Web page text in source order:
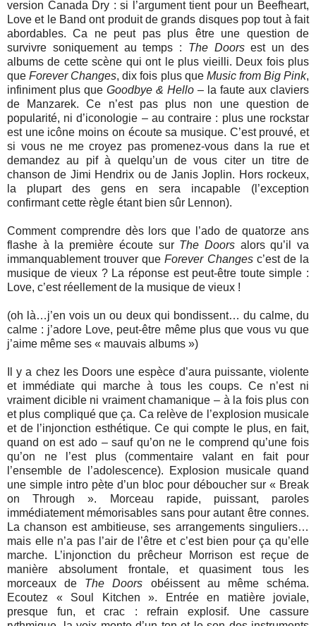
version Canada Dry : si l’argument tient pour un Beefheart,
Love et le Band ont produit de grands disques pop tout à fait
abordables. Ca ne peut pas plus être une question de
survivre soniquement au temps : The Doorsest un des
albums de cette scène qui ont le plus vieilli. Deux fois plus
queForever Changes, dix fois plus que Music from Big Pink,
infiniment plus que Goodbye & Hello – la faute aux claviers
de Manzarek. Ce n’est pas plus non une question de
popularité, ni d’iconologie – au contraire : plus une rockstar
est une icône moins on écoute sa musique. C’est prouvé, et
si vous ne me croyez pas promenez-vous dans la rue et
demandez au pif à quelqu’un de vous citer un titre de
chanson de Jimi Hendrix ou de Janis Joplin. Hors rockeux,
la plupart des gens en sera incapable (l’exception
confirmant cette règle étant bien sûr Lennon).
Comment comprendre dès lors que l’ado de quatorze ans
flashe à la première écoute sur The Doorsalors qu’il va
immanquablement trouver queForever Changesc’est de la
musique de vieux ? La réponse est peut-être toute simple :
Love, c’est réellement de la musique de vieux !
(oh là…j’en vois un ou deux qui bondissent… du calme, du
calme : j’adore Love, peut-être même plus que vous vu que
j’aime même ses « mauvais albums »)
Il y a chez les Doors une espèce d’aura puissante, violente
et immédiate qui marche à tous les coups. Ce n’est ni
vraiment dicible ni vraiment chamanique – à la fois plus con
et plus compliqué que ça. Ca relève de l’explosion musicale
et de l’injonction esthétique. Ce qui compte le plus, en fait,
quand on est ado – sauf qu’on ne le comprend qu’une fois
qu’on ne l’est plus (commentaire valant en fait pour
l’ensemble de l’adolescence). Explosion musicale quand
une simple intro pète d’un bloc pour déboucher sur « Break
on Through ». Morceau rapide, puissant, paroles
immédiatement mémorisables sans pour autant être connes.
La chanson est ambitieuse, ses arrangements singuliers…
mais elle n’a pas l’air de l’être et c’est bien pour ça qu’elle
marche. L’injonction du prêcheur Morrison est reçue de
manière absolument frontale, et quasiment tous les
morceaux de The Doors obéissent au même schéma.
Ecoutez « Soul Kitchen ». Entrée en matière joviale,
presque fun, et crac : refrain explosif. Une cassure